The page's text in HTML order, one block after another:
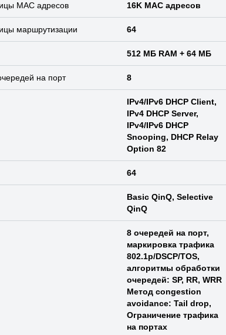
MAC адресов 16K MAC адресов
маршрутизации 64
512 МБ RAM + 64 МБ
на порт 8
IPv4/IPv6 DHCP Client,
IPv4 DHCP Server,
IPv4/IPv6 DHCP
Snooping, DHCP Relay
Option 82
64
Basic QinQ, Selective
QinQ
8 очередей на порт,
маркировка трафика
802.1p/DSCP/TOS,
алгоритмы обработки
очередей: SP, RR, WRR
Метод congestion
avoidance: Tail drop,
Ограничение трафика
на портах